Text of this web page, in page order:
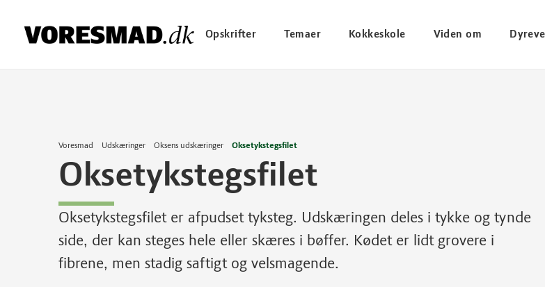
Opskrifter Temaer Kokkeskole Viden om
Voresmad Udskæringer Oksens udskæringer Oksetykstegsfilet
Oksetykstegsfilet
Oksetykstegsfilet er afpudset tyksteg. Udskæringen deles i tykke og tynde
side, der kan steges hele eller skæres i bøffer. Kødet er lidt grovere i
fibrene, men stadig saftigt og velsmagende.